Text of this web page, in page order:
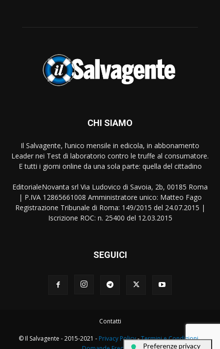
CHI SIAMO
Il Salvagente, l’unico mensile in edicola, in abbonamento
Leader nei Test di laboratorio contro le truffe al consumatore.
E tutti i giorni online da una sola parte: quella del cittadino
EditorialeNovanta srl Via Ludovico di Savoia, 2b, 00185 Roma
| P.IVA 12865661008 Amministratore unico: Matteo Fago
Registrazione Tribunale di Roma: 149/2015 del 24.07.2015 |
Iscrizione ROC: n. 25400 del 12.03.2015
SEGUICI
Contatti
© Il Salvagente - 2015-2021 - Privacy Policy-Termini e Condizioni-